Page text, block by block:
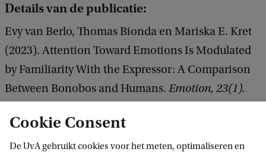
Details van de publicatie:
Evy van Berlo, Thomas Bionda en Mariska E. Kret
(2023). Attention Toward Emotions Is Modulated
by Familiarity With the Expressor: A Comparison
Between Bonobos and Humans. Emotion, 23(1).
Cookie Consent
De UvA gebruikt cookies voor het meten, optimaliseren en